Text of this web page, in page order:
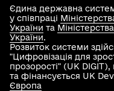
Єдина державна
у співпраці
України та
України.
Розвиток системи
"Цифровізація для
прозорості" (UK
та фінансується UK
Європа